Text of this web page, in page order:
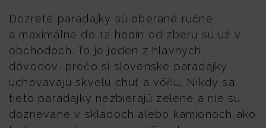
Dozreté paradajky sú oberané ručne
a maximálne do 12 hodín od zberu sú už v
obchodoch. To je jeden z hlavných
dôvodov, prečo si slovenské paradajky
uchovávajú skvelú chuť a vôňu. Nikdy sa
tieto paradajky nezbierajú zelené a nie sú
dozrievané v skladoch alebo kamiónoch ako